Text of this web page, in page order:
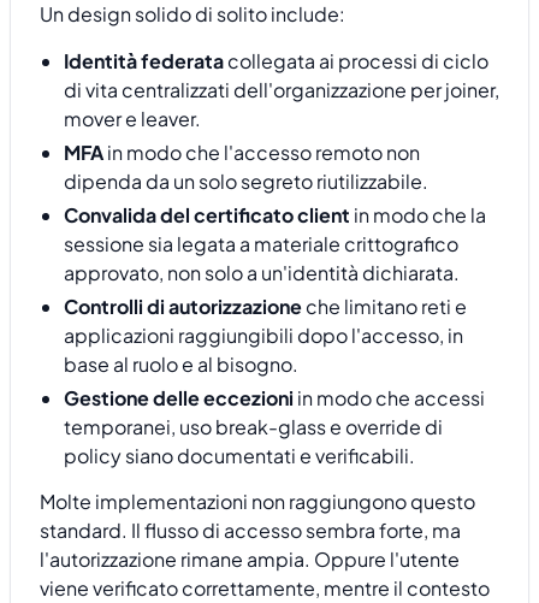
Un design solido di solito include:
Identità federatacollegata ai processi di ciclo
di vita centralizzati dell'organizzazione per joiner,
mover e leaver.
MFAin modo che l'accesso remoto non
dipenda da un solo segreto riutilizzabile.
Convalida del certificato client in modo che la
sessione sia legata a materiale crittografico
approvato, non solo a un'identità dichiarata.
Controlli di autorizzazioneche limitano reti e
applicazioni raggiungibili dopo l'accesso, in
base al ruolo e al bisogno.
Gestione delle eccezioni in modo che accessi
temporanei, uso break-glass e override di
policy siano documentati e verificabili.
Molte implementazioni non raggiungono questo
standard. Il flusso di accesso sembra forte, ma
l'autorizzazione rimane ampia. Oppure l'utente
viene verificato correttamente, mentre il contesto